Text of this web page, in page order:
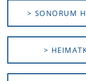
> SONORUM
>